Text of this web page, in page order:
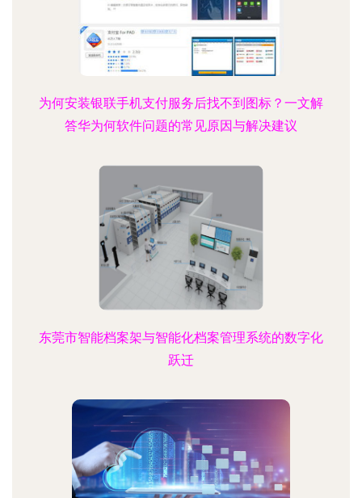
为何安装银联手机支付服务后找不到图标？一文解
答华为何软件问题的常见原因与解决建议
东莞市智能档案架与智能化档案管理系统的数字化
跃迁